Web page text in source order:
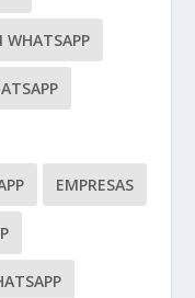
WHATSAPP
EMPRESAS